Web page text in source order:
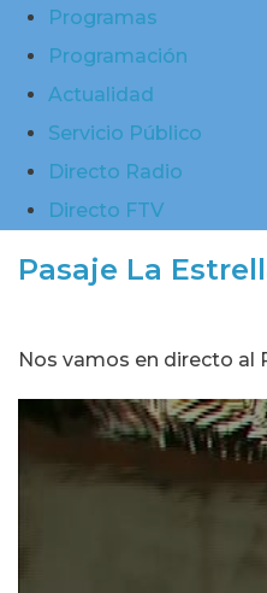
Programas
Programación
Actualidad
Servicio Público
Directo Radio
Directo FTV
Pasaje La
Nos vamos en directo al